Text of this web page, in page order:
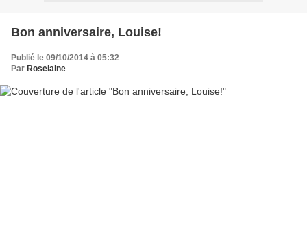
Bon anniversaire, Louise!
Publié le 09/10/2014 à 05:32
Par Roselaine